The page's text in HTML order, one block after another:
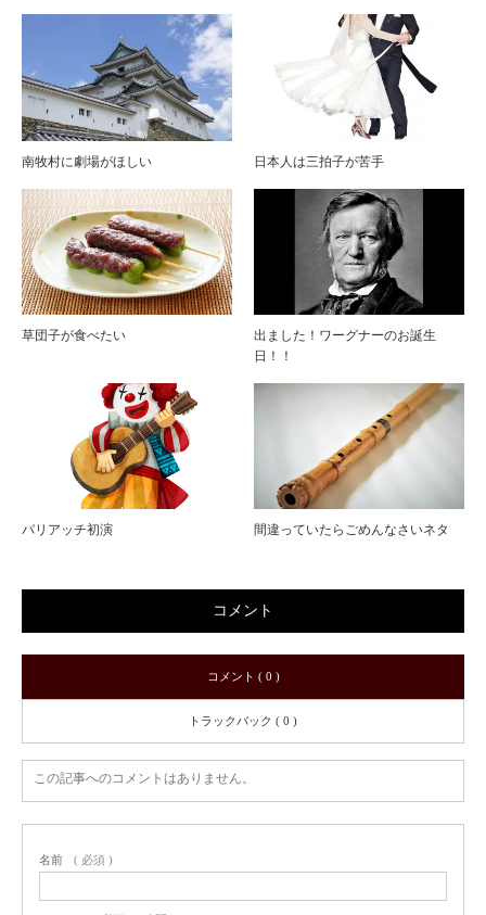
南牧村に劇場がほしい 日本人は三拍子が苦手
草団子が食べたい
出ました！ワーグナーのお誕生
日！！
パリアッチ初演 間違っていたらごめんなさいネタ
コメント
コメント ( 0 )
トラックバック ( 0 )
この記事へのコメントはありません。
名前 ( 必須 )